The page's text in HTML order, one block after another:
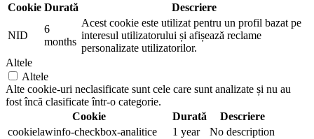
Cookie Durată Descriere
NID
6
months
Acest cookie este utilizat pentru un profil bazat pe
interesul utilizatorului și afișează reclame
personalizate utilizatorilor.
Altele
Altele
Alte cookie-uri neclasificate sunt cele care sunt analizate și nu au
fost încă clasificate într-o categorie.
Cookie
Durată
Descriere
cookielawinfo-checkbox-analitice
1 year
No description